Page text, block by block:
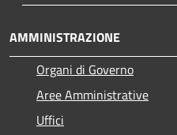
AMMINISTRAZIONE
Organi di Governo
Aree Amministrative
Uffici